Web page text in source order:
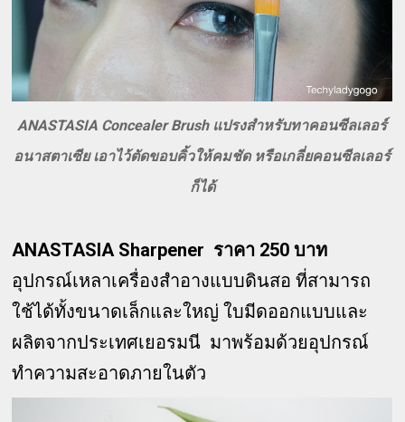
ANASTASIA Concealer Brush แปรงสำหรับทาคอนซีลเลอร์
อนาสตาเซีย เอาไว้ตัดขอบคิ้วให้คมชัด หรือเกลี่ยคอนซีลเลอร์
ก็ได้
ANASTASIA Sharpener ราคา 250 บาท
อุปกรณ์เหลาเครื่องสำอางแบบดินสอ ที่สามารถ
ใช้ได้ทั้งขนาดเล็กและใหญ่ ใบมีดออกแบบและ
ผลิตจากประเทศเยอรมนี มาพร้อมด้วยอุปกรณ์
ทำความสะอาดภายในตัว